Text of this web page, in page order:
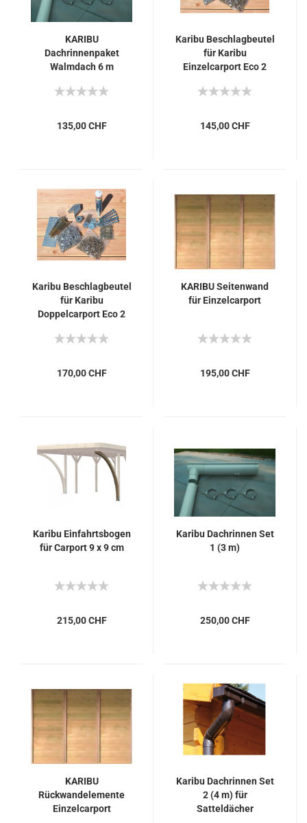
KARIBU
Dachrinnenpaket
Walmdach 6 m
135,00 CHF
Karibu Beschlagbeutel
für Karibu
Einzelcarport Eco 2
145,00 CHF
Karibu Beschlagbeutel
für Karibu
Doppelcarport Eco 2
170,00 CHF
KARIBU Seitenwand
für Einzelcarport
195,00 CHF
Karibu Einfahrtsbogen
für Carport 9 x 9 cm
215,00 CHF
Karibu Dachrinnen Set
1 (3 m)
250,00 CHF
KARIBU
Rückwandelemente
Einzelcarport
Karibu Dachrinnen Set
2 (4 m) für
Satteldächer